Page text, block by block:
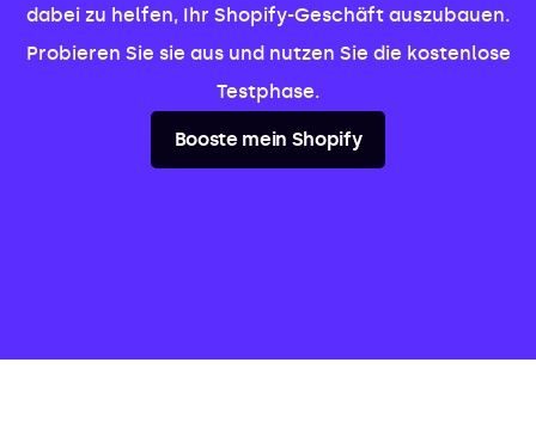
dabei zu helfen, Ihr Shopify-Geschäft auszubauen.
Probieren Sie sie aus und nutzen Sie die kostenlose
Testphase.
Booste mein Shopify